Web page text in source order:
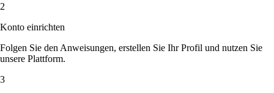
2
Konto einrichten
Folgen Sie den Anweisungen, erstellen Sie Ihr Profil und nutzen Sie
unsere Plattform.
3